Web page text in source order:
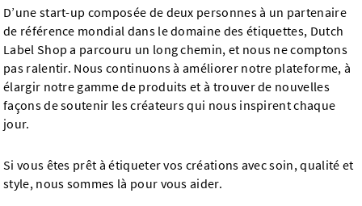
D’une start-up composée de deux personnes à un partenaire
de référence mondial dans le domaine des étiquettes, Dutch
Label Shop a parcouru un long chemin, et nous ne comptons
pas ralentir. Nous continuons à améliorer notre plateforme, à
élargir notre gamme de produits et à trouver de nouvelles
façons de soutenir les créateurs qui nous inspirent chaque
jour.
Si vous êtes prêt à étiqueter vos créations avec soin, qualité et
style, nous sommes là pour vous aider.